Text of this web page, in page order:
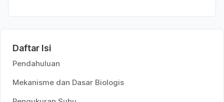
Daftar Isi
Pendahuluan
Mekanisme dan Dasar Biologis